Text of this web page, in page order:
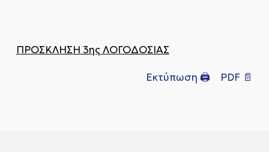
ΠΡΟΣΚΛΗΣΗ 3ης ΛΟΓΟΔΟΣΙΑΣ
Εκτύπωση 🖨 PDF 📄